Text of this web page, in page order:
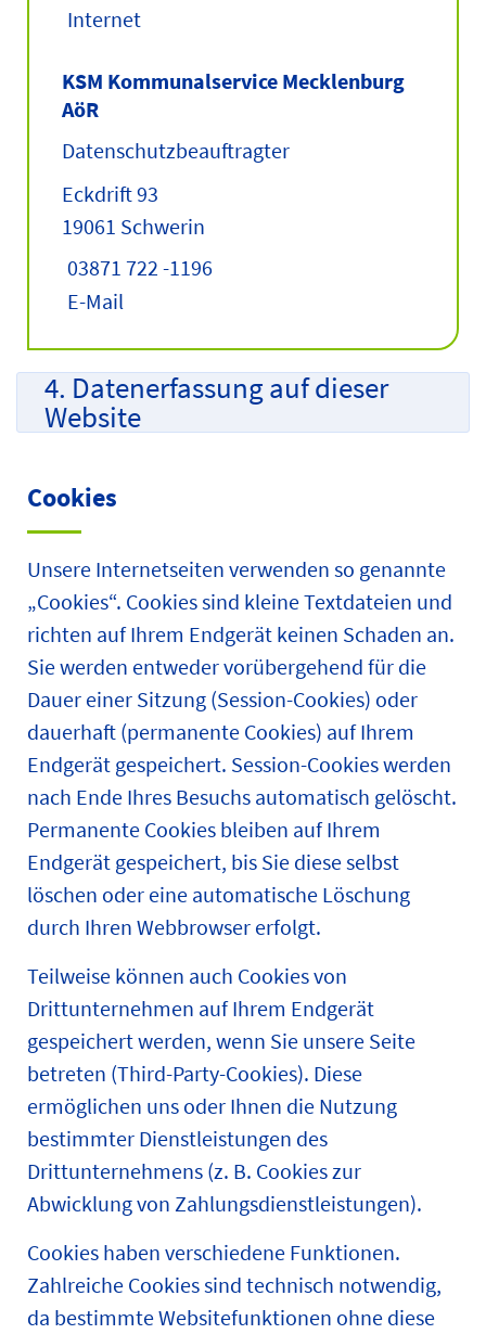
Internet
KSM Kommunalservice Mecklenburg
AöR
Datenschutzbeauftragter
Eckdrift 93
19061 Schwerin
03871 722 -1196
E-Mail
4. Datenerfassung auf dieser
Website
Cookies
Unsere Internetseiten verwenden so genannte
„Cookies“. Cookies sind kleine Textdateien und
richten auf Ihrem Endgerät keinen Schaden an.
Sie werden entweder vorübergehend für die
Dauer einer Sitzung (Session-Cookies) oder
dauerhaft (permanente Cookies) auf Ihrem
Endgerät gespeichert. Session-Cookies werden
nach Ende Ihres Besuchs automatisch gelöscht.
Permanente Cookies bleiben auf Ihrem
Endgerät gespeichert, bis Sie diese selbst
löschen oder eine automatische Löschung
durch Ihren Webbrowser erfolgt.
Teilweise können auch Cookies von
Drittunternehmen auf Ihrem Endgerät
gespeichert werden, wenn Sie unsere Seite
betreten (Third-Party-Cookies). Diese
ermöglichen uns oder Ihnen die Nutzung
bestimmter Dienstleistungen des
Drittunternehmens (z. B. Cookies zur
Abwicklung von Zahlungsdienstleistungen).
Cookies haben verschiedene Funktionen.
Zahlreiche Cookies sind technisch notwendig,
da bestimmte Websitefunktionen ohne diese